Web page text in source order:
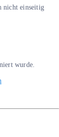
nicht einseitig
wurde.